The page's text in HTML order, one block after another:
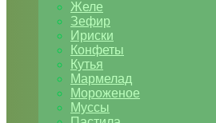
Желе
Зефир
Ириски
Конфеты
Кутья
Мармелад
Мороженое
Муссы